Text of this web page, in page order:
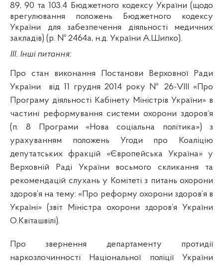
89, 90 та 103.4 Бюджетного кодексу України (щодо
врегулювання положень Бюджетного кодексу
України для забезпечення діяльності медичних
закладів) (р. № 2464а, н.д. України А. Шипко).
ІІІ. Інші питання:
Про стан виконання Постанови Верховної Ради
України
від 11 грудня 2014 року № 26-VIII
«Про
Програму діяльності Кабінету Міністрів України» в
частині реформування системи охорони здоров‘я
(п. 8 Програми «Нова соціальна політика») з
урахуванням положень Угоди про Коаліцію
депутатських фракцій «Європейська Україна» у
Верховній Раді України восьмого скликання та
рекомендацій слухань у Комітеті з питань охорони
здоров’я на тему: «Про реформу охорони здоров’я в
Україні» (звіт Міністра охорони здоров’я України
О. Квіташвілі).
Про звернення департаменту протидії
наркозлочинності Національної поліції України